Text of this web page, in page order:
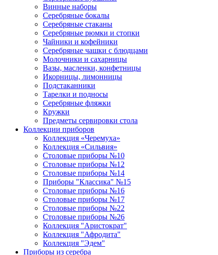
Винные наборы
Серебряные бокалы
Серебряные стаканы
Серебряные рюмки и стопки
Чайники и кофейники
Серебряные чашки с блюдцами
Молочники и сахарницы
Вазы, масленки, конфетницы
Икорницы, лимонницы
Подстаканники
Тарелки и подносы
Серебряные фляжки
Кружки
Предметы сервировки стола
Коллекции приборов
Коллекция «Черемуха»
Коллекция «Сильвия»
Столовые приборы №10
Столовые приборы №12
Столовые приборы №14
Приборы "Классика" №15
Столовые приборы №16
Столовые приборы №17
Столовые приборы №22
Столовые приборы №26
Коллекция "Аристократ"
Коллекция "Афродита"
Коллекция "Эдем"
Приборы из серебра